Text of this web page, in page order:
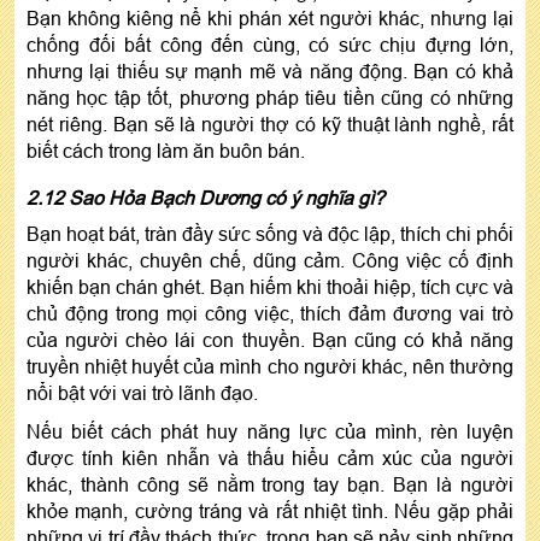
Bạn không kiêng nể khi phán xét người khác, nhưng lại
chống đối bất công đến cùng, có sức chịu đựng lớn,
nhưng lại thiếu sự mạnh mẽ và năng động. Bạn có khả
năng học tập tốt, phương pháp tiêu tiền cũng có những
nét riêng. Bạn sẽ là người thợ có kỹ thuật lành nghề, rất
biết cách trong làm ăn buôn bán.
2.12 Sao Hỏa Bạch Dương có ý nghĩa gì?
Bạn hoạt bát, tràn đầy sức sống và độc lập, thích chi phối
người khác, chuyên chế, dũng cảm. Công việc cố định
khiến bạn chán ghét. Bạn hiếm khi thoải hiệp, tích cực và
chủ động trong mọi công việc, thích đảm đương vai trò
của người chèo lái con thuyền. Bạn cũng có khả năng
truyền nhiệt huyết của mình cho người khác, nên thường
nổi bật với vai trò lãnh đạo.
Nếu biết cách phát huy năng lực của mình, rèn luyện
được tính kiên nhẫn và thấu hiểu cảm xúc của người
khác, thành công sẽ nằm trong tay bạn. Bạn là người
khỏe mạnh, cường tráng và rất nhiệt tình. Nếu gặp phải